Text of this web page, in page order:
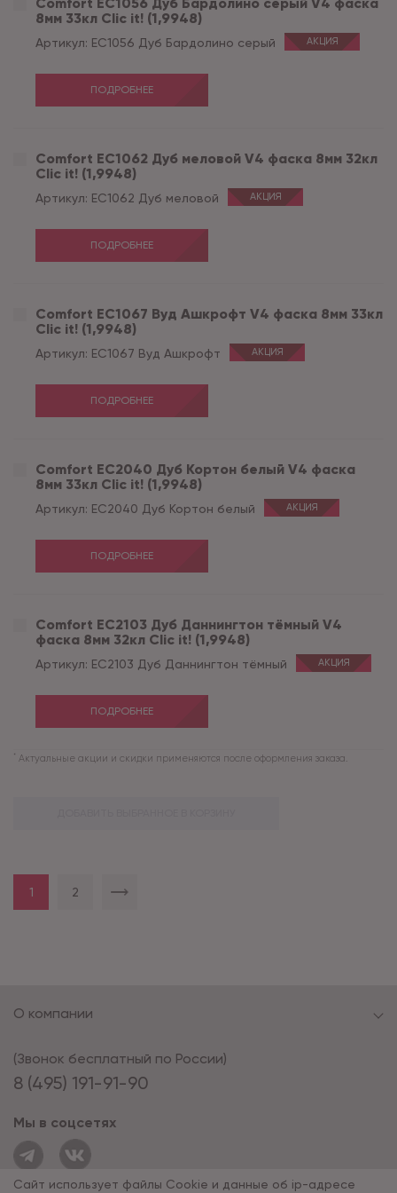
8мм 33кл Clic it! (1,9948)
Артикул: EC1056 Дуб Бардолино серый АКЦИЯ
ПОДРОБНЕЕ
Comfort EC1062 Дуб меловой V4 фаска 8мм 32кл
Clic it! (1,9948)
Артикул: EC1062 Дуб меловой АКЦИЯ
ПОДРОБНЕЕ
Comfort EC1067 Вуд Ашкрофт V4 фаска 8мм 33кл
Clic it! (1,9948)
Артикул: EC1067 Вуд Ашкрофт АКЦИЯ
ПОДРОБНЕЕ
Comfort EC2040 Дуб Кортон белый V4 фаска
8мм 33кл Clic it! (1,9948)
Артикул: EC2040 Дуб Кортон белый АКЦИЯ
ПОДРОБНЕЕ
Comfort EC2103 Дуб Даннингтон тёмный V4
фаска 8мм 32кл Clic it! (1,9948)
Артикул: EC2103 Дуб Даннингтон тёмный АКЦИЯ
ПОДРОБНЕЕ
* Актуальные акции и скидки применяются после оформления заказа.
1 2
8 (495) 191-91-90
(Звонок бесплатный по России)
Мы в соцсетях
О компании
Сайт использует файлы Cookie и данные об ip-адресе